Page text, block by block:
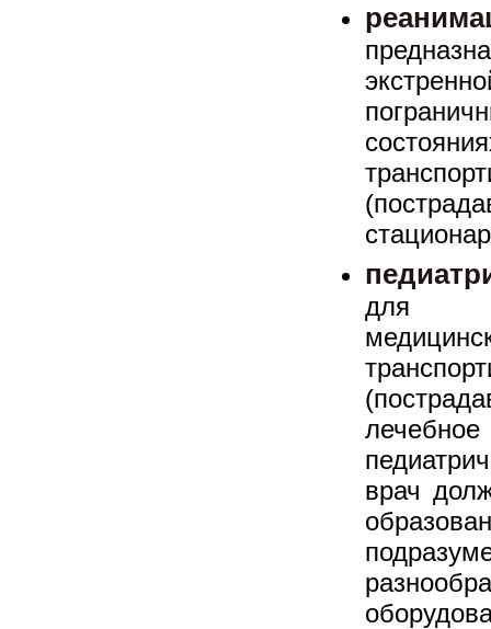
для
врач